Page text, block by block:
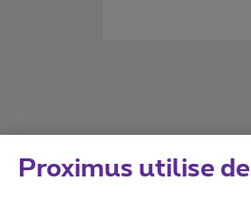
Proximus utilise